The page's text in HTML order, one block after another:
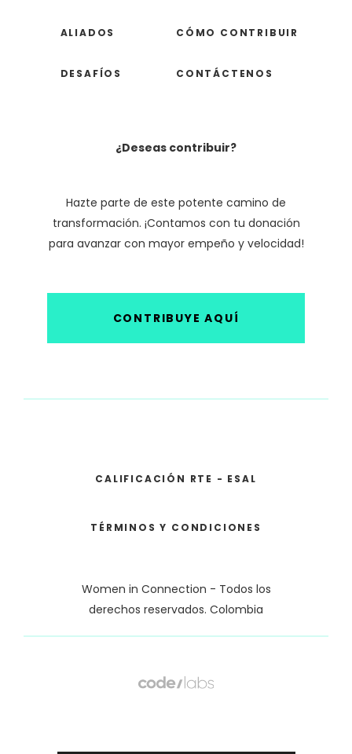
ALIADOS
DESAFÍOS
CÓMO CONTRIBUIR
CONTÁCTENOS
¿Deseas contribuir?
Hazte parte de este potente camino de
transformación. ¡Contamos con tu donación
para avanzar con mayor empeño y velocidad!
CONTRIBUYE AQUÍ
Women in Connection - Todos los
derechos reservados. Colombia
TÉRMINOS Y CONDICIONES
CALIFICACIÓN RTE - ESAL